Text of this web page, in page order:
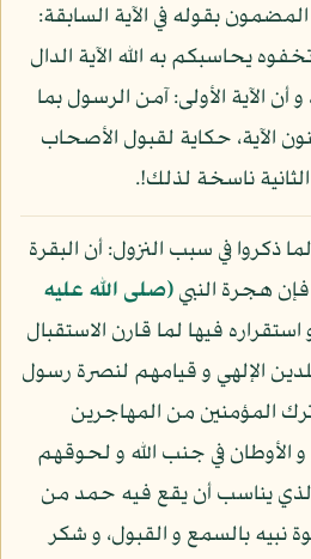
بقوله في الآية السابقة:
يحاسبكم به الله الآية الدال
أن الآية الأولى: آمن الرسول بما
الآية، حكاية لقبول الأصحاب
ناسخة لذلك!.
ذكروا في سبب النزول: أن البقرة
هجرة النبي(صلى الله عليه
استقراره فيها لما قارن الاستقبال
الإلهي و قيامهم لنصرة رسول
ترك المؤمنين من المهاجرين
و الأوطان في جنب الله و لحوقهم
يناسب أن يقع فيه حمد من
نبيه بالسمع و القبول، و شكر